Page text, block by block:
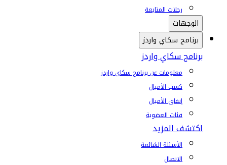
رحلات المتابعة
الوجهات
برنامج سكاي واردز
برنامج سكاي واردز
معلومات عن برنامج سكاي واردز
كسب الأميال
إنفاق الأميال
فئات العضوية
اكتشف المزيد
الأسئلة الشائعة
الاتصال